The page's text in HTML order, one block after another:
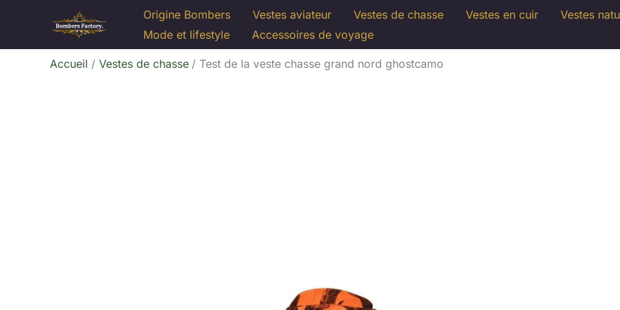
contenu
Origine Bombers Vestes aviateur Vestes de chasse Vestes en cuir Vestes
Mode et lifestyle
Accessoires de voyage
Accueil Vestes de chasse Test de la veste chasse grand nord ghostcamo